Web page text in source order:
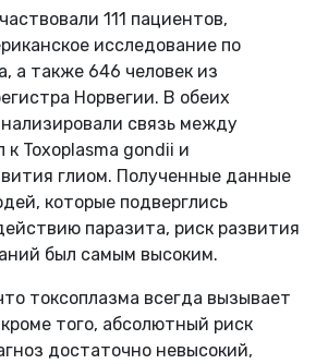
111 пациентов,
исследование по
а также 646 человек из
Норвегии. В обеих
связь между
Toxoplasma gondii и
глиом. Полученные данные
которые подверглись
паразита, риск развития
был самым высоким.
токсоплазма всегда вызывает
того, абсолютный риск
достаточно невысокий,